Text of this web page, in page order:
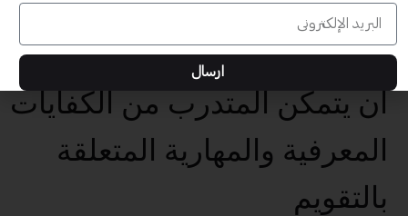
بتهيئة بيئات تعلم تفاعلية
وداعمة للمتعلم
أن يتمكن المتدرب من الكفايات
المعرفية والمهارية المتعلقة
بالتقويم
ارسال